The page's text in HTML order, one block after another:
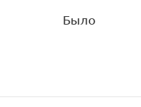
Было